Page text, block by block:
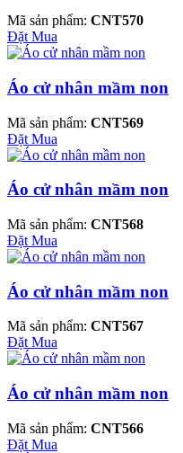
Mã sản phẩm: CNT570
Đặt Mua
Áo cử nhân mầm non
Mã sản phẩm: CNT569
Đặt Mua
Áo cử nhân mầm non
Mã sản phẩm: CNT568
Đặt Mua
Áo cử nhân mầm non
Mã sản phẩm: CNT567
Đặt Mua
Áo cử nhân mầm non
Mã sản phẩm: CNT566
Đặt Mua